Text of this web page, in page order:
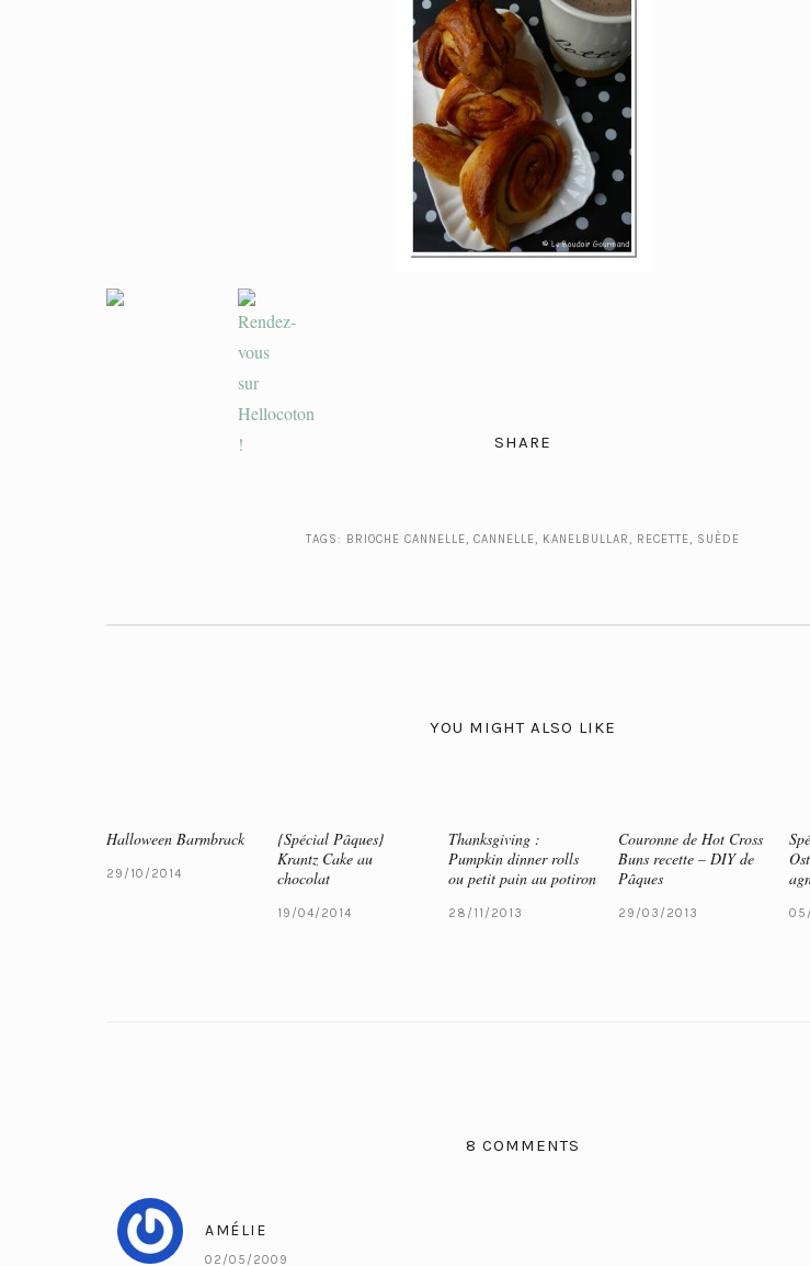
SHARE
TAGS: BRIOCHE CANNELLE, CANNELLE, KANELBULLAR, RECETTE, SUÈDE
YOU MIGHT ALSO LIKE
Halloween Barmbrack
29/10/2014
{Spécial Pâques}
Krantz Cake au
chocolat
19/04/2014
Thanksgiving :
Pumpkin dinner rolls
ou petit pain au potiron
28/11/2013
Couronne de Hot Cross
Buns recette – DIY de
Pâques
29/03/2013
8 COMMENTS
AMÉLIE
02/05/2009